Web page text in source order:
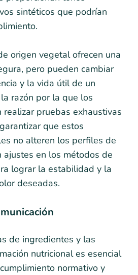
sintéticos que podrían
origen vegetal ofrecen una
pero pueden cambiar
y la vida útil de un
razón por la que los
pruebas exhaustivas
que estos
no alteren los perfiles de
ajustes en los métodos de
lograr la estabilidad y la
deseadas.
de ingredientes y las
nutricional es esencial
normativo y